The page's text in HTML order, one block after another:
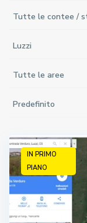
Tutte le contee /
Luzzi
Tutte le aree
Predefinito
IN PRIMO
PIANO